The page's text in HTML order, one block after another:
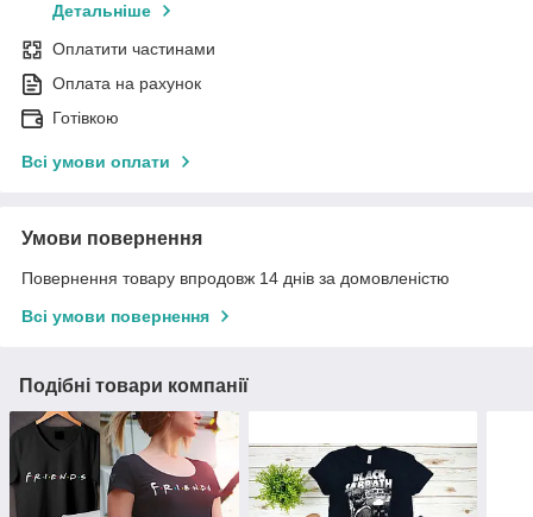
Детальніше
Оплатити частинами
Оплата на рахунок
Готівкою
Всі умови оплати
Умови повернення
Повернення товару впродовж 14 днів за домовленістю
Всі умови повернення
Подібні товари компанії